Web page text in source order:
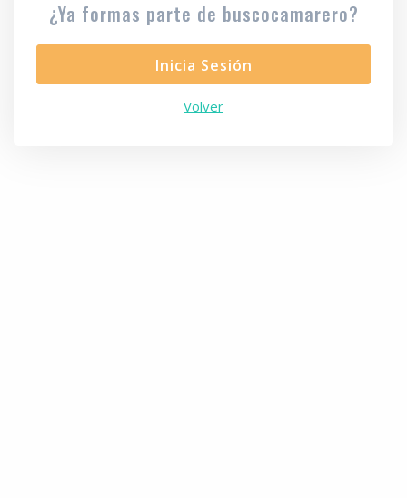
¿Ya formas parte de buscocamarero?
Inicia Sesión
Volver